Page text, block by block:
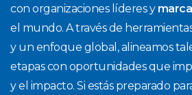
con organizaciones líderes y
el mundo. A través de
y un enfoque global, alineamos
etapas con oportunidades que
y el impacto. Si estás preparado